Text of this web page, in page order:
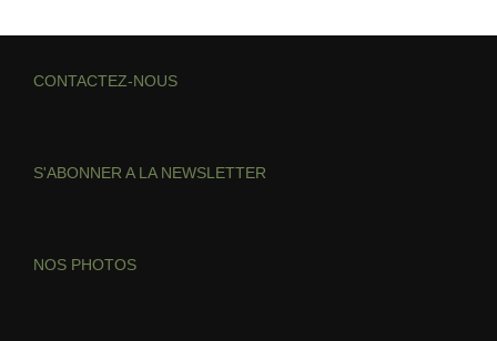
CONTACTEZ-NOUS
S'ABONNER A LA NEWSLETTER
NOS PHOTOS